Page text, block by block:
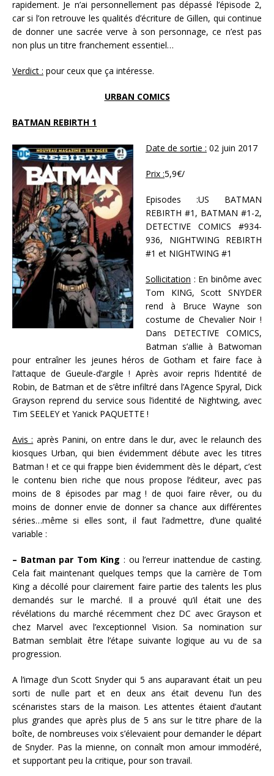
rapidement. Je n’ai personnellement pas dépassé l’épisode 2,
car si l’on retrouve les qualités d’écriture de Gillen, qui continue
de donner une sacrée verve à son personnage, ce n’est pas
non plus un titre franchement essentiel…
Verdict : pour ceux que ça intéresse.
URBAN COMICS
BATMAN REBIRTH 1
Date de sortie : 02 juin 2017
Prix :5,9€/
Episodes :US BATMAN
REBIRTH #1, BATMAN #1-2,
DETECTIVE COMICS #934-
936, NIGHTWING REBIRTH
#1 et NIGHTWING #1
Sollicitation : En binôme avec
Tom KING, Scott SNYDER
rend à Bruce Wayne son
costume de Chevalier Noir !
Dans DETECTIVE COMICS,
Batman s’allie à Batwoman
pour entraîner les jeunes héros de Gotham et faire face à
l’attaque de Gueule-d’argile ! Après avoir repris l’identité de
Robin, de Batman et de s’être infiltré dans l’Agence Spyral, Dick
Grayson reprend du service sous l’identité de Nightwing, avec
Tim SEELEY et Yanick PAQUETTE !
Avis : après Panini, on entre dans le dur, avec le relaunch des
kiosques Urban, qui bien évidemment débute avec les titres
Batman ! et ce qui frappe bien évidemment dès le départ, c’est
le contenu bien riche que nous propose l’éditeur, avec pas
moins de 8 épisodes par mag ! de quoi faire rêver, ou du
moins de donner envie de donner sa chance aux différentes
séries…même si elles sont, il faut l’admettre, d’une qualité
variable :
– Batman par Tom King : ou l’erreur inattendue de casting.
Cela fait maintenant quelques temps que la carrière de Tom
King a décollé pour clairement faire partie des talents les plus
demandés sur le marché. Il a prouvé qu’il était une des
révélations du marché récemment chez DC avec Grayson et
chez Marvel avec l’exceptionnel Vision. Sa nomination sur
Batman semblait être l’étape suivante logique au vu de sa
progression.
A l’image d’un Scott Snyder qui 5 ans auparavant était un peu
sorti de nulle part et en deux ans était devenu l’un des
scénaristes stars de la maison. Les attentes étaient d’autant
plus grandes que après plus de 5 ans sur le titre phare de la
boîte, de nombreuses voix s’élevaient pour demander le départ
de Snyder. Pas la mienne, on connaît mon amour immodéré,
et supportant peu la critique, pour son travail.